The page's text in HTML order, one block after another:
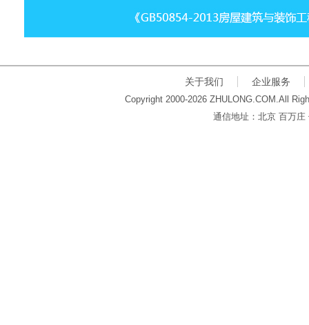
关于我们 企业服务
Copyright 2000-2026 ZHULONG.COM.All
通信地址：北京 百万